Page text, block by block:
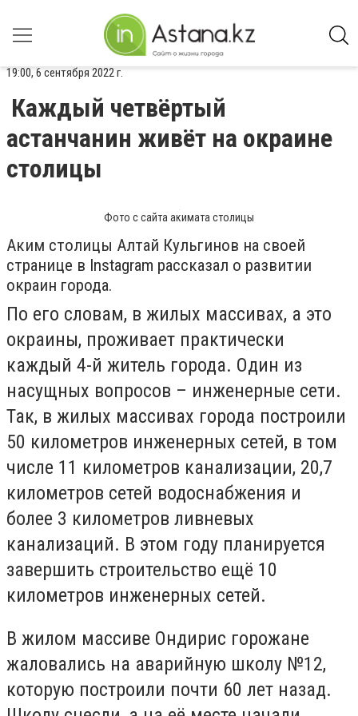
19:00, 6 сентября 2022 г.
Каждый четвёртый
астанчанин живёт на окраине
столицы
Фото с сайта акимата столицы
Аким столицы Алтай Кульгинов на своей
странице в Instagram рассказал о развитии
окраин города.
По его словам, в жилых массивах, а это
окраины, проживает практически
каждый 4-й житель города. Один из
насущных вопросов – инженерные сети.
Так, в жилых массивах города построили
50 километров инженерных сетей, в том
числе 11 километров канализации, 20,7
километров сетей водоснабжения и
более 3 километров ливневых
канализаций. В этом году планируется
завершить строительство ещё 10
километров инженерных сетей.
В жилом массиве Ондирис горожане
жаловались на аварийную школу №12,
которую построили почти 60 лет назад.